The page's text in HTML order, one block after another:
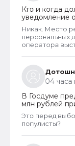
Кто и когда
уведомление
персональных
Никак. Место
персональных
оператора
информация
размещению в
сведениями.
субъектов ПД
нарушения их
оператору для
04 часа
В Госдуме
млн рублей
Это перед
популисты?